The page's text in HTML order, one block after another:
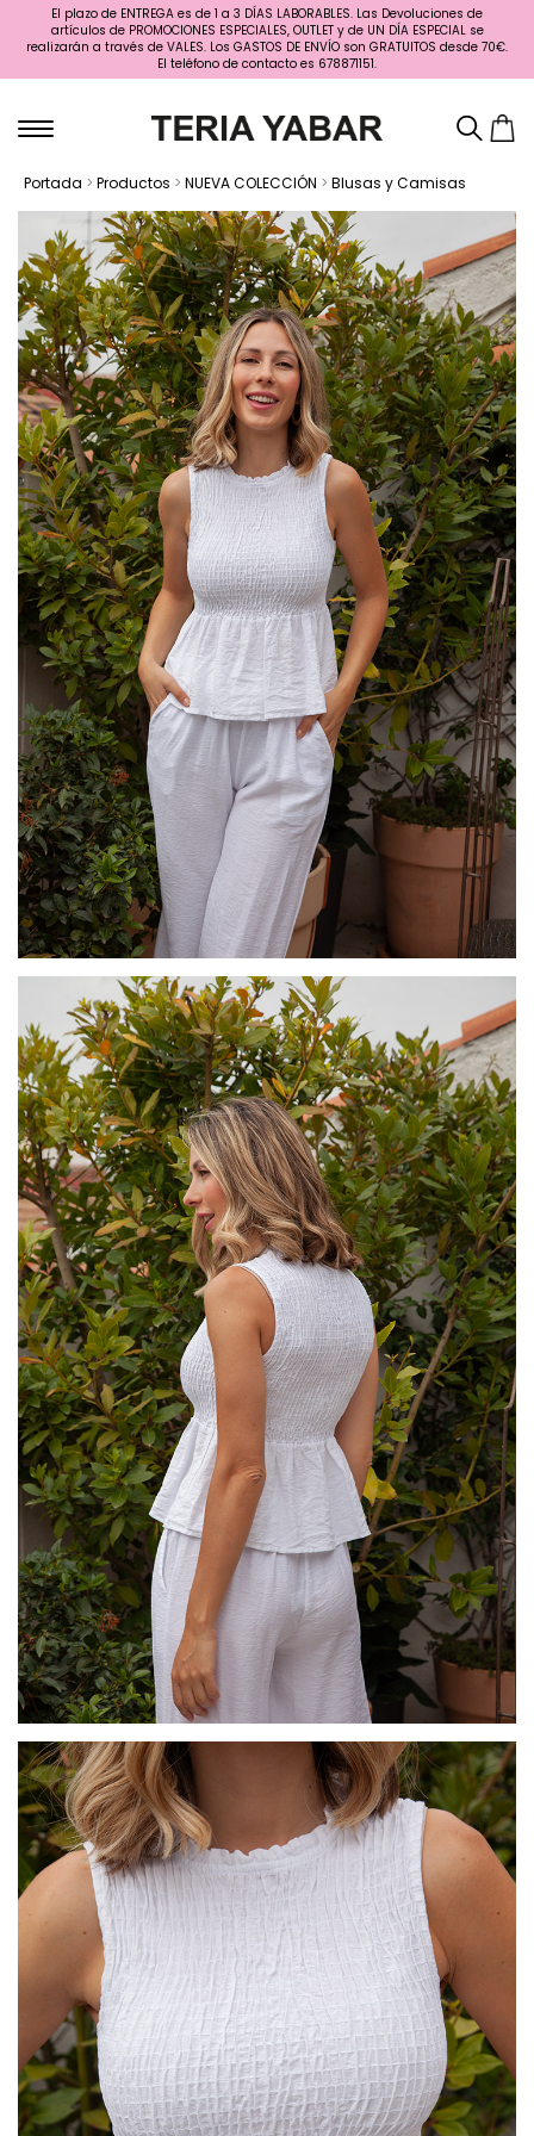
El plazo de ENTREGA es de 1 a 3 DÍAS LABORABLES. Las Devoluciones de
artículos de PROMOCIONES ESPECIALES, OUTLET y de UN DÍA ESPECIAL se
realizarán a través de VALES. Los GASTOS DE ENVÍO son GRATUITOS desde 70€.
El teléfono de contacto es 678871151.
Portada > Productos > NUEVA COLECCIÓN > Blusas y Camisas